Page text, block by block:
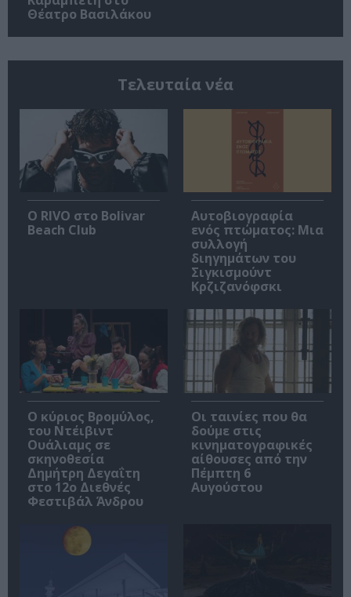
Θέατρο Βασιλάκου
Τελευταία νέα
Ο RIVO στο Bolivar
Beach Club
Αυτοβιογραφία
ενός πτώματος: Μια
συλλογή
διηγημάτων του
Σιγκισμούντ
Κρζιζανόφσκι
O κύριος Βρομύλος,
του Ντέιβιντ
Ουάλιαμς σε
σκηνοθεσία
Δημήτρη Δεγαΐτη
στο 12ο Διεθνές
Φεστιβάλ Άνδρου
Οι ταινίες που θα
δούμε στις
κινηματογραφικές
αίθουσες από την
Πέμπτη 6
Αυγούστου